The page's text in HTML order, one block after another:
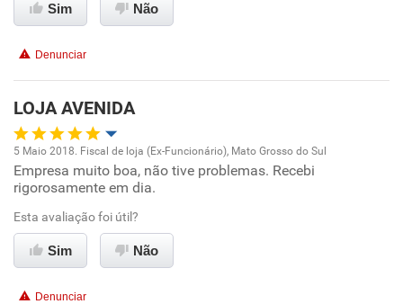
Não recomenda esta empresa
Sim Não
Denunciar
LOJA AVENIDA
Oportunidade de promoção
Ambiente de trabalho
Conciliação com a vida familiar
5 Maio 2018. Fiscal de loja (Ex-Funcionário), Mato Grosso do Sul
Empresa muito boa, não tive problemas. Recebi
rigorosamente em dia.
Esta avaliação foi útil?
Sim Não
Denunciar